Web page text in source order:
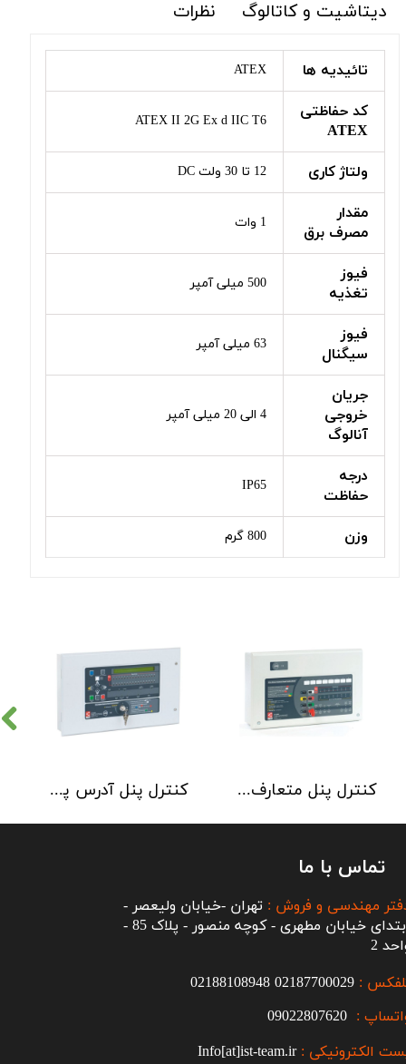
دیتاشیت و کاتالوگ نظرات
تائیدیه ها ATEX
کد حفاظتی
ATEX
ATEX II 2G Ex d IIC T6
ولتاژ کاری 12 تا 30 ولت DC
مقدار
مصرف برق
1 وات
فیوز
تغذیه
500 میلی آمپر
فیوز
سیگنال
63 میلی آمپر
جریان
خروجی
آنالوگ
4 الی 20 میلی آمپر
درجه
حفاظت
IP65
وزن 800 گرم
کنترل پنل آدرس پذیر C-TEC سری XFP دو لوپ 32 زون کنترل پنل متعارف C-TEC سری CFP 8 Zone
تماس با ما
:
02187700029
02188108948
الکترونیکی :Info[at]ist-team.ir
:
مهندسی و فروش : تهران -خیابان ولیعصر -
ابتدای خیابان مطهری - کوچه منصور - پلاک 85 -
2